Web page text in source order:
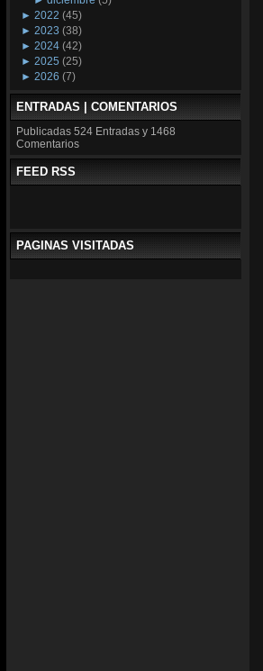
► 2022 (45)
► 2023 (38)
► 2024 (42)
► 2025 (25)
► 2026 (7)
ENTRADAS | COMENTARIOS
Publicadas 524 Entradas y 1468
Comentarios
FEED RSS
PAGINAS VISITADAS